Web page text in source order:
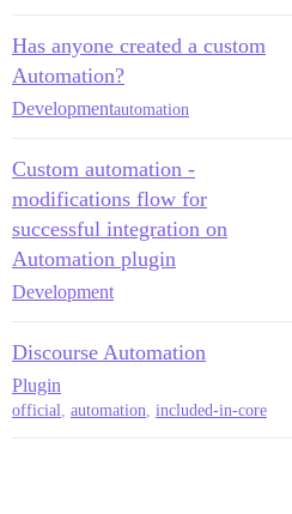
Has anyone created a custom
Automation?
Developmentautomation
Custom automation -
modifications flow for
successful integration on
Automation plugin
Development
Discourse Automation
Plugin
official, automation, included-in-core